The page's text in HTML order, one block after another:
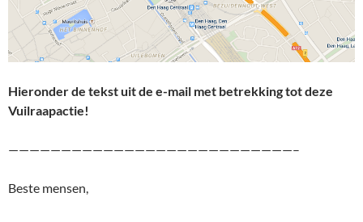
Hieronder de tekst uit de e-mail met betrekking tot deze
Vuilraapactie!
———————————————————————————–
Beste mensen,